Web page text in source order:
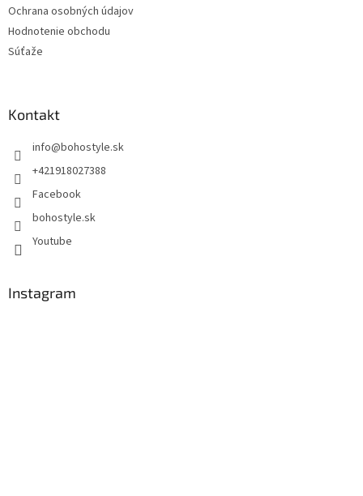
Ochrana osobných údajov
Hodnotenie obchodu
Súťaže
Kontakt
info@bohostyle.sk
+421918027388
Facebook
bohostyle.sk
Youtube
Instagram